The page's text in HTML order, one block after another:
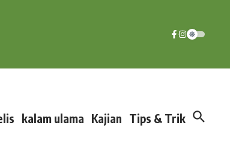
kalam ulama Kajian Tips & Trik